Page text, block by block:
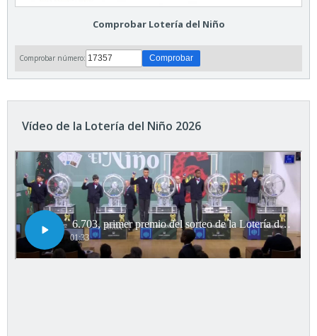
Comprobar Lotería del Niño
Comprobar número:
Vídeo de la Lotería del Niño 2026